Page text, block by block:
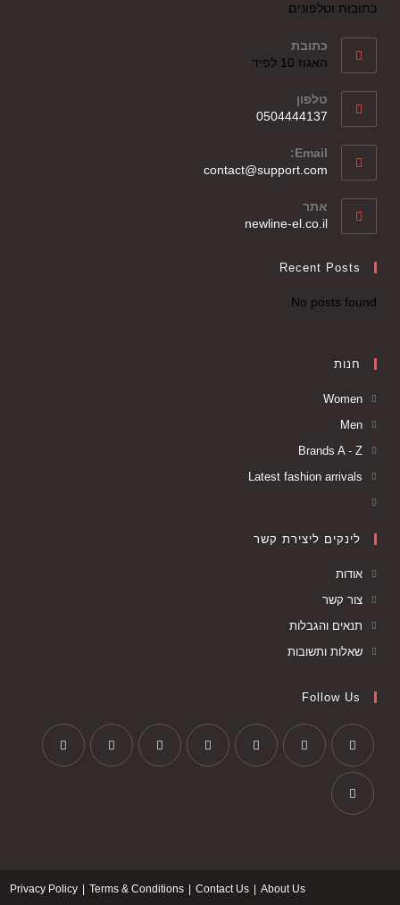
כתובות וטלפונים
כתובת
האגוז 10 לפיד
טלפון
0504444137
Email:
contact@support.com
אתר
newline-el.co.il
Recent Posts
No posts found.
חנות
Women
Men
Brands A - Z
Latest fashion arrivals
לינקים ליצירת קשר
אודות
צור קשר
תנאים והגבלות
שאלות ותשובות
Follow Us
About Us
Contact Us
Terms & Conditions
Privacy Policy